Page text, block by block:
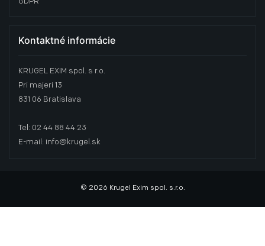
Kontaktné informácie
KRUGEL EXIM spol. s r.o.
Pri majeri 13
831 06 Bratislava
Tel: 02 44 88 44 23
E-mail: info@krugel.sk
© 2026 Krugel Exim spol. s.r.o.